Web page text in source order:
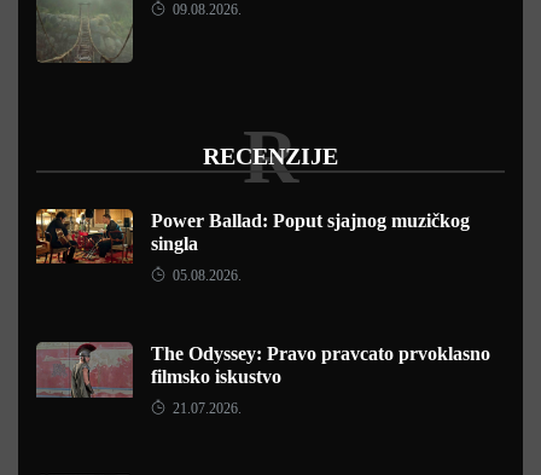
09.08.2026.
RECENZIJE
R
Power Ballad: Poput sjajnog muzičkog
singla
05.08.2026.
The Odyssey: Pravo pravcato prvoklasno
filmsko iskustvo
21.07.2026.